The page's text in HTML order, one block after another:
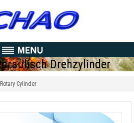
Drehzylinder
Cylinder